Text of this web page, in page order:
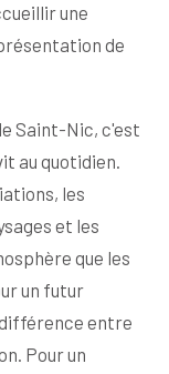
une
de
Saint-Nic, c'est
au quotidien.
les
et les
que les
un futur
entre
Pour un